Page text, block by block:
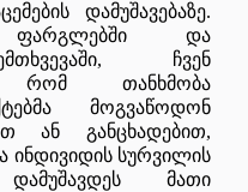
დამუშავებაზე.
ფარგლებში და
ჩვენ
რომ თანხმობა
მოგვაწოდონ
ან განცხადებით,
ინდივიდის სურვილის
დამუშავდეს მათი